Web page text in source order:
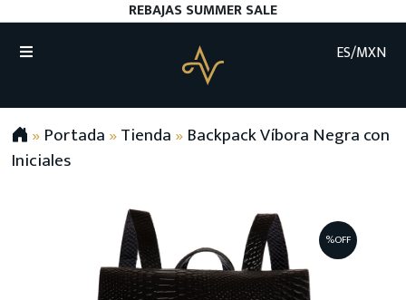
REBAJAS SUMMER SALE
ES/MXN
»Portada»Tienda»Backpack Víbora Negra con
Iniciales
%OFF